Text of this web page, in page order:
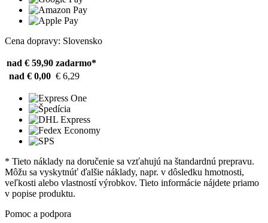
Cena dopravy: Slovensko
nad € 59,90 zadarmo*
nad € 0,00 € 6,29
* Tieto náklady na doručenie sa vzťahujú na štandardnú prepravu.
Môžu sa vyskytnúť ďalšie náklady, napr. v dôsledku hmotnosti,
veľkosti alebo vlastností výrobkov. Tieto informácie nájdete priamo
v popise produktu.
Pomoc a podpora